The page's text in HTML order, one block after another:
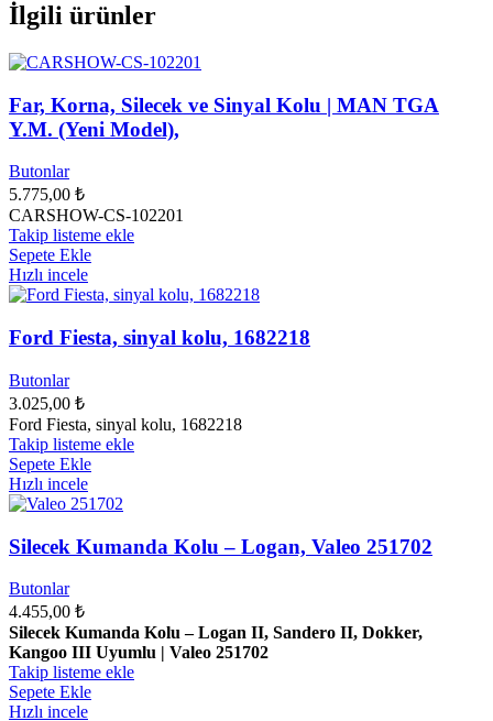
İlgili ürünler
Far, Korna, Silecek ve Sinyal Kolu | MAN TGA
Y.M. (Yeni Model),
Butonlar
5.775,00 ₺
CARSHOW-CS-102201
Takip listeme ekle
Sepete Ekle
Hızlı incele
Ford Fiesta, sinyal kolu, 1682218
Butonlar
3.025,00 ₺
Ford Fiesta, sinyal kolu, 1682218
Takip listeme ekle
Sepete Ekle
Hızlı incele
Silecek Kumanda Kolu – Logan, Valeo 251702
Butonlar
4.455,00 ₺
Silecek Kumanda Kolu – Logan II, Sandero II, Dokker,
Kangoo III Uyumlu | Valeo 251702
Takip listeme ekle
Sepete Ekle
Hızlı incele